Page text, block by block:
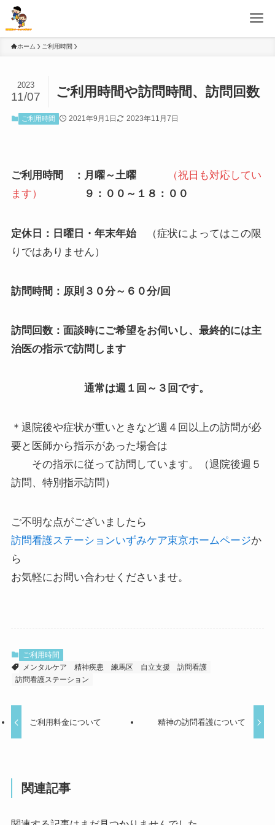
ホーム ご利用時間
ご利用時間や訪問時間、訪問回数
2023
11/07
ご利用時間 2021年9月1日 2023年11月7日
ご利用時間 ：月曜～土曜
（祝日も対応してい
ます）
９：００～１８：００
定休日：日曜日・年末年始
（症状によってはこの限
りではありません）
訪問時間：原則３０分～６０分/回
訪問回数：面談時にご希望をお伺いし、最終的には主
治医の指示で訪問します
通常は週１回～３回です。
＊退院後や症状が重いときなど週４回以上の訪問が必
要と医師から指示があった場合は
その指示に従って訪問しています。（退院後週５
訪問、特別指示訪問）
ご不明な点がございましたら
訪問看護ステーションいずみケア東京ホームページか
ら
お気軽にお問い合わせくださいませ。
ご利用時間
メンタルケア
精神疾患 練馬区 自立支援
訪問看護
訪問看護ステーション
ご利用料金について 精神の訪問看護について
関連記事